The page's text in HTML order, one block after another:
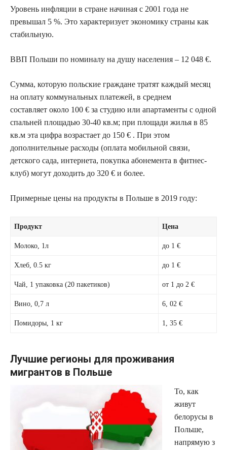
Уровень инфляции в стране начиная с 2001 года не
превышал 5 %. Это характеризует экономику страны как
стабильную.
ВВП Польши по номиналу на душу населения – 12 048 €.
Сумма, которую польские граждане тратят каждый месяц
на оплату коммунальных платежей, в среднем
составляет около 100 € за студию или апартаменты с одной
спальней площадью 30-40 кв.м; при площади жилья в 85
кв.м эта цифра возрастает до 150 € . При этом
дополнительные расходы (оплата мобильной связи,
детского сада, интернета, покупка абонемента в фитнес-
клуб) могут доходить до 320 € и более.
Примерные цены на продукты в Польше в 2019 году:
Продукт Цена
Молоко, 1л до 1 €
Хлеб, 0.5 кг до 1 €
Чай, 1 упаковка (20 пакетиков) от 1 до 2 €
Вино, 0,7 л 6, 02 €
Помидоры, 1 кг 1, 35 €
Лучшие регионы для проживания
мигрантов в Польше
То, как
живут
белорусы в
Польше,
напрямую з